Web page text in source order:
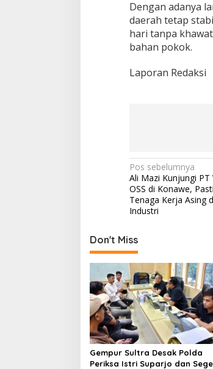
Dengan adanya
daerah tetap
hari tanpa
bahan pokok.
Laporan Redaksi
N
a
v
i
g
a
s
i
p
o
s
Pos sebelumnya
Ali Mazi Kunjungi PT
OSS di Konawe,
Tenaga Kerja Asing
Industri
Don't Miss
Gempur Sultra Desak Polda
Periksa Istri Suparjo dan